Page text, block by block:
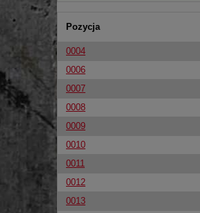
Pozycja
0004
0006
0007
0008
0009
0010
0011
0012
0013